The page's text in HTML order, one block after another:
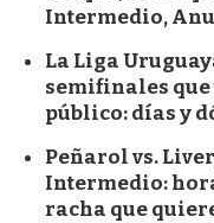
Intermedio,
La Liga
semifinales
público: días y
Peñarol vs.
Intermedio:
racha que